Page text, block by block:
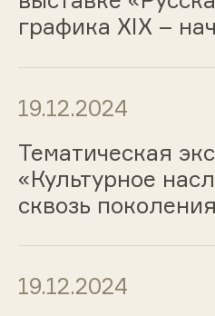
графика ХIХ –
19.12.2024
Тематическая
«Культурное
сквозь
19.12.2024